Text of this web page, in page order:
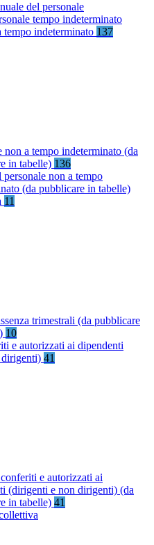
del personale
tempo indeterminato
tempo indeterminato 137
non a tempo indeterminato (da
in tabelle) 136
personale non a tempo
(da pubblicare in tabelle)
11
trimestrali (da pubblicare
10
e autorizzati ai dipendenti
41
e autorizzati ai
(dirigenti e non dirigenti) (da
in tabelle) 41